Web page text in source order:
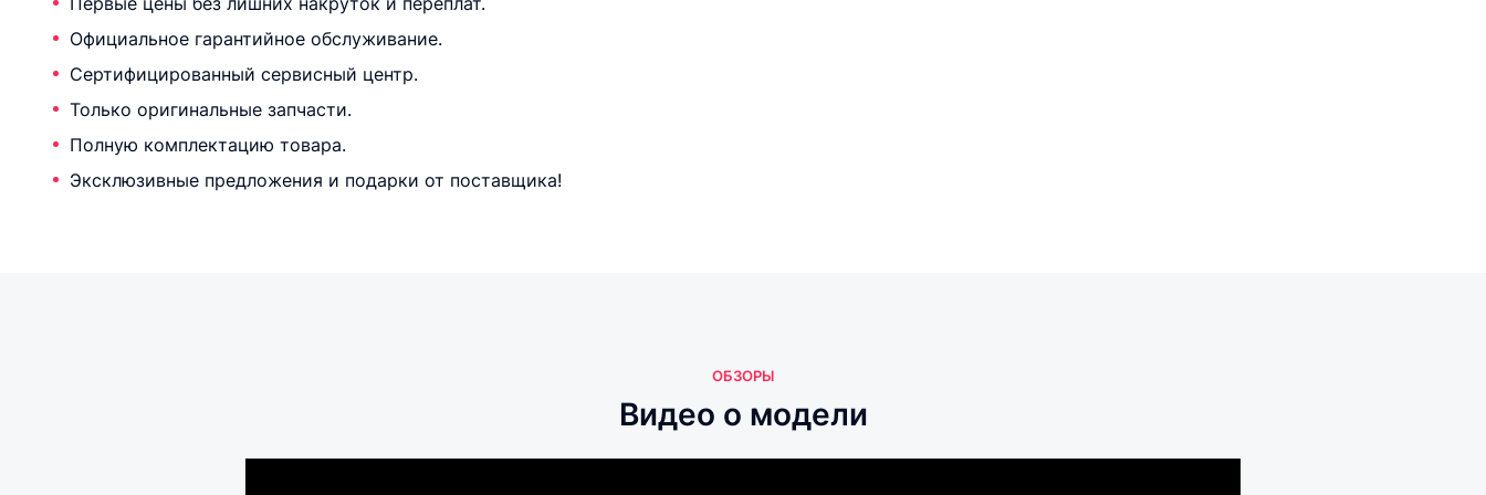
Официальное гарантийное обслуживание.
Сертифицированный сервисный центр.
Только оригинальные запчасти.
Полную комплектацию товара.
Эксклюзивные предложения и подарки от поставщика!
ОБЗОРЫ
Видео о модели